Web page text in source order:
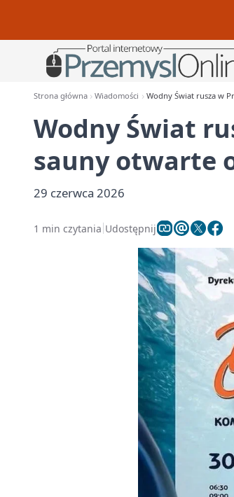
Strona główna Wiadomości Wodny Świat rusza w
Wodny Świat
sauny otwarte
29 czerwca 2026
1 min czytania Udostępnij